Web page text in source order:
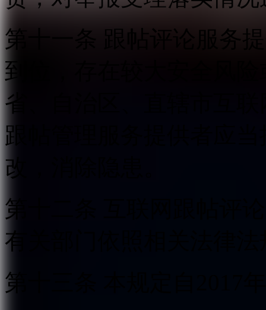
第十一条 跟帖评论服务
到位，存在较大安全风
省、自治区、直辖市互
跟帖管理服务提供者应
改，消除隐患。
第十二条 互联网跟帖评
有关部门依照相关法律
第十三条 本规定自2017